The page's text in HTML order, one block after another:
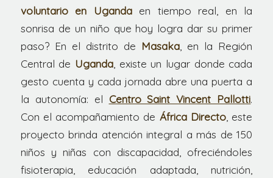
voluntario en Ugandaen tiempo real, en la
sonrisa de un niño que hoy logra dar su primer
paso? En el distrito de Masaka , en la Región
Central de Uganda, existe un lugar donde cada
gesto cuenta y cada jornada abre una puerta a
la autonomía: el Centro Saint Vincent Pallotti.
Con el acompañamiento de África Directo , este
proyecto brinda atención integral a más de 150
niños y niñas con discapacidad, ofreciéndoles
fisioterapia, educación adaptada, nutrición,